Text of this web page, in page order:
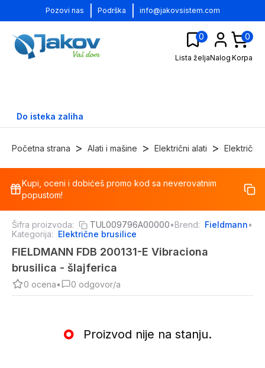
Pozovi nas Podrška info@jakovsistem.com
0
Lista željaNalog
0
Korpa
Do isteka zaliha
Početna strana > Alati i mašine > Električni alati >
%
Kupi, oceni i dobićeš promo kod sa neverovatnim
popustom!
Šifra proizvoda: TUL009796A00000•Brend: Fieldmann•
Kategorija: Električne brusilice
FIELDMANN FDB 200131-E Vibraciona
brusilica - šlajferica
0 ocena• 0 odgovor/a
Proizvod nije na stanju.